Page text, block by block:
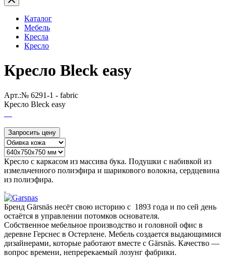
Каталог
Мебель
Кресла
Кресло
Кресло Bleck easy
Арт.:№ 6291-1 - fabric
Кресло Bleck easy
Запросить цену
Кресло с каркасом из массива бука. Подушки с набивкой из
измельченного полиэфира и шарикового волокна, сердцевина
из полиэфира.
Бренд Gärsnäs несёт свою историю с 1893 года и по сей день
остаётся в управлении потомков основателя.
Собственное мебельное производство и головной офис в
деревне Герснес в Остерлене. Мебель создается выдающимися
дизайнерами, которые работают вместе с Gärsnäs. Качество —
вопрос времени, непререкаемый лозунг фабрики.